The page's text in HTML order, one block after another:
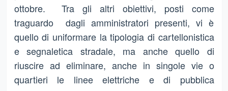
ottobre. Tra gli altri obiettivi, posti come
traguardo dagli amministratori presenti, vi è
quello di uniformare la tipologia di cartellonistica
e segnaletica stradale, ma anche quello di
riuscire ad eliminare, anche in singole vie o
quartieri le linee elettriche e di pubblica